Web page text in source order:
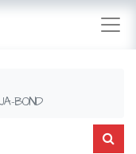
BOND